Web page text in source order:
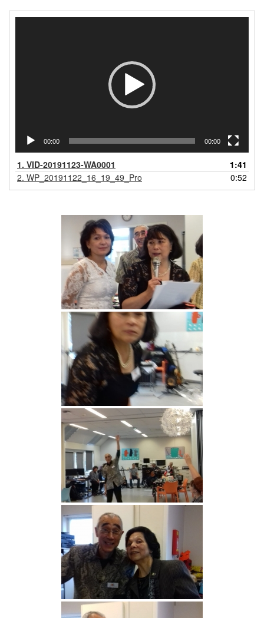
00:00 00:00
1. VID-20191123-WA0001
1:41
2. WP_20191122_16_19_49_Pro 0:52